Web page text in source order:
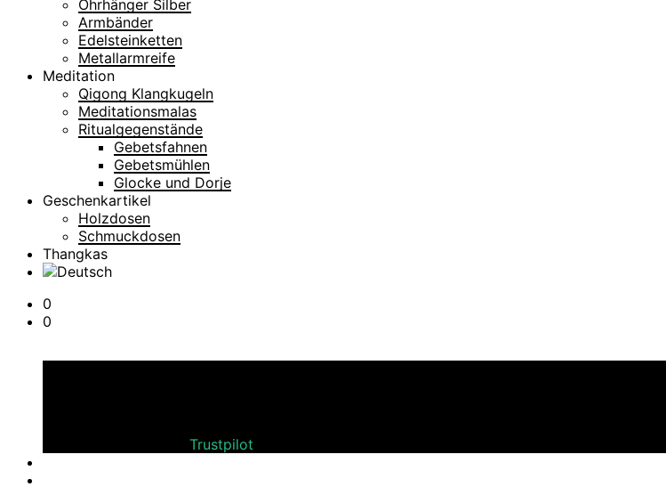
Ohrhänger Silber
Armbänder
Edelsteinketten
Metallarmreife
Meditation
Qigong Klangkugeln
Meditationsmalas
Ritualgegenstände
Gebetsfahnen
Gebetsmühlen
Glocke und Dorje
Geschenkartikel
Holzdosen
Schmuckdosen
Thangkas
0
0
Trustpilot